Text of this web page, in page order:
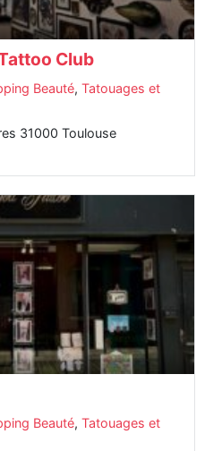
Club
Beauté, Tatouages et
31000 Toulouse
Beauté, Tatouages et